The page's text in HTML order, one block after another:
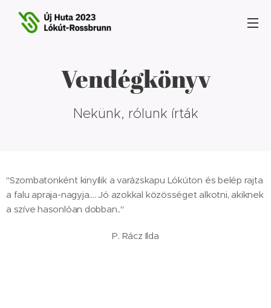
Vendégkönyv
Nekünk, rólunk írták
"Szombatonként kinyílik a varázskapu Lókúton és belép rajta
a falu apraja-nagyja.... Jó azokkal közösséget alkotni, akiknek
a szíve hasonlóan dobban.."
P. Rácz Ilda